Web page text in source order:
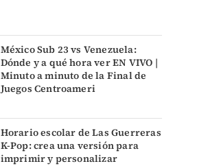
México Sub 23 vs Venezuela:
Dónde y a qué hora ver EN VIVO |
Minuto a minuto de la Final de
Juegos Centroameri
Horario escolar de Las Guerreras
K-Pop: crea una versión para
imprimir y personalizar